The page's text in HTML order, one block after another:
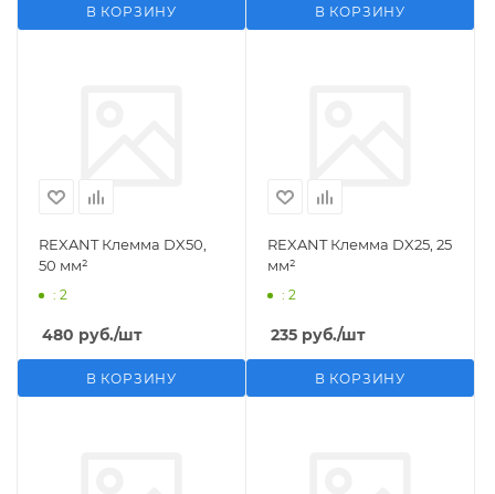
В КОРЗИНУ В КОРЗИНУ
REXANT Клемма DX50,
50 мм²
: 2
480 руб./шт
В КОРЗИНУ
REXANT Клемма DX25, 25
мм²
: 2
235 руб./шт
В КОРЗИНУ